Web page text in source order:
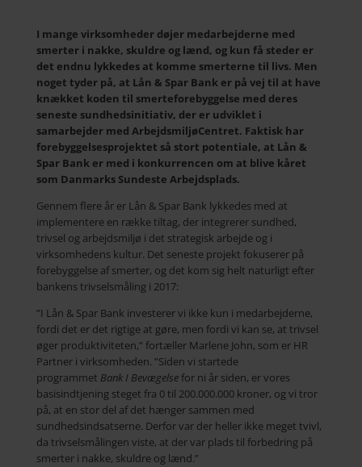
I mange virksomheder døjer medarbejderne med
smerter i nakke, skuldre og lænd, og kun få steder er
det endnu lykkedes at komme smerterne til livs. Men
noget tyder på, at Lån & Spar Bank er på vej til at have
knækket koden til smerteforebyggelse med deres
seneste sundhedsinitiativ, der er udviklet i
samarbejder med ArbejdsmiljøCentret. Faktisk har
forebyggelsesprojektet så stort potentiale, at Lån &
Spar Bank er med i konkurrencen om at blive kåret
som Danmarks Sundeste Arbejdsplads.
Gennem flere år er Lån & Spar Bank lykkedes med at
implementere en række tiltag, der integrerer sundhed,
trivsel og arbejdsmiljø i det strategisk arbejde og i
virksomhedens kultur. Det seneste projekt fokuserer på
forebyggelse af smerter, og det kom sig helt naturligt efter
bankens trivselsmåling i 2017:
”I Lån & Spar Bank investerer vi ikke kun i medarbejderne,
fordi det er det rigtige at gøre, men fordi vi kan se, at trivsel
øger produktiviteten,” fortæller Marlene John, som er HR
Partner i virksomheden. ”Siden vi startede
programmet Bank I Bevægelsefor ni år siden, er vores
basisindtjening steget fra 0 til 200.000.000 kroner, og vi tror
på, at en stor del af det hænger sammen med
sundhedsindsatserne. Derfor var der heller ikke meget tvivl,
da trivselsmålingen viste, at der var plads til forbedring på
smerter i nakke, skuldre og lænd.”